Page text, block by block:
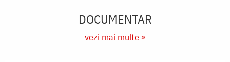
DOCUMENTAR
vezi mai multe »